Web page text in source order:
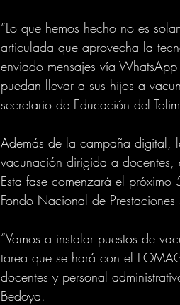
“Lo que hemos hecho no es
articulada que aprovecha la
enviado mensajes vía
puedan llevar a sus hijos a
secretario de Educación del
Además de la campaña digital,
vacunación dirigida a docentes,
Esta fase comenzará el
Fondo Nacional de
“Vamos a instalar puestos de
tarea que se hará con el
docentes y personal
Bedoya.